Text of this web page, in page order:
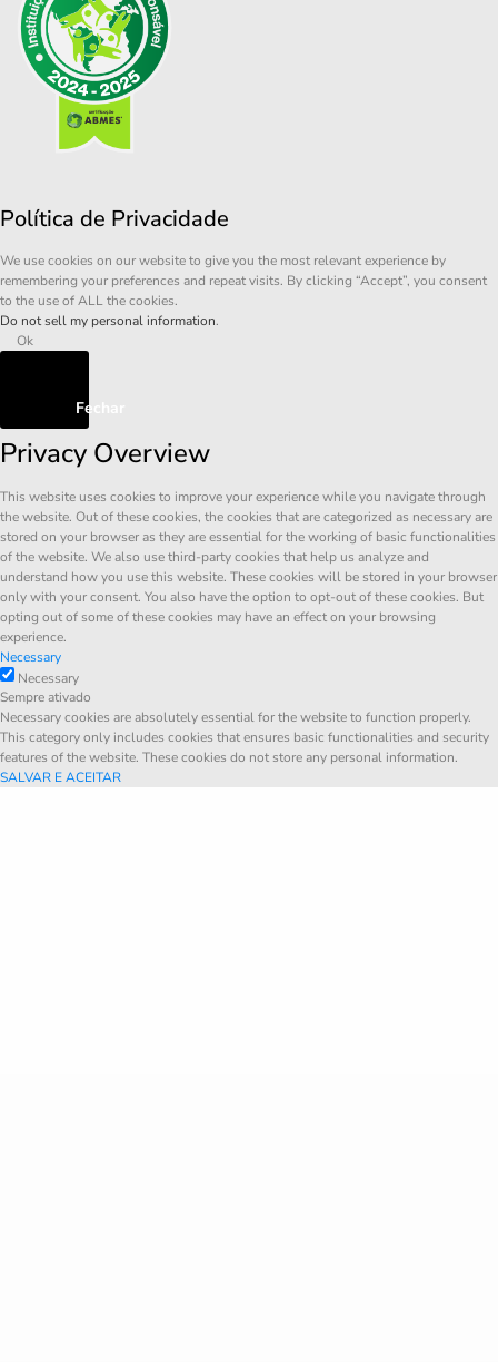
Política de Privacidade
We use cookies on our website to give you the most relevant experience by
remembering your preferences and repeat visits. By clicking “Accept”, you consent
to the use of ALL the cookies.
Do not sell my personal information.
Ok
Fechar
Privacy Overview
This website uses cookies to improve your experience while you navigate through
the website. Out of these cookies, the cookies that are categorized as necessary are
stored on your browser as they are essential for the working of basic functionalities
of the website. We also use third-party cookies that help us analyze and
understand how you use this website. These cookies will be stored in your browser
only with your consent. You also have the option to opt-out of these cookies. But
opting out of some of these cookies may have an effect on your browsing
experience.
Necessary
Necessary
Sempre ativado
Necessary cookies are absolutely essential for the website to function properly.
This category only includes cookies that ensures basic functionalities and security
features of the website. These cookies do not store any personal information.
SALVAR E ACEITAR